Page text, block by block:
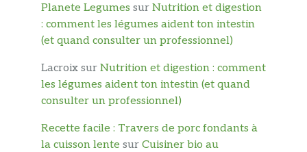
Planete Legumes sur Nutrition et digestion
: comment les légumes aident ton intestin
(et quand consulter un professionnel)
Lacroix sur Nutrition et digestion : comment
les légumes aident ton intestin (et quand
consulter un professionnel)
Recette facile : Travers de porc fondants à
la cuisson lente sur Cuisiner bio au